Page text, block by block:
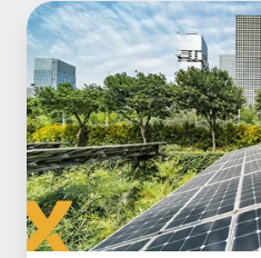
Salderen
en
terugleveren:
wat
is
het
verschil
en
hoe
gaat
het
vanaf